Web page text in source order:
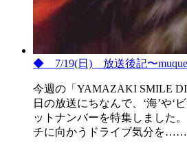
◆ 7/19(日) 放送後記〜muque
今週の「YAMAZAKI SMILE
日の放送にちなんで、‘海’や‘
ットナンバーを特集しました
チに向かうドライブ気分を……